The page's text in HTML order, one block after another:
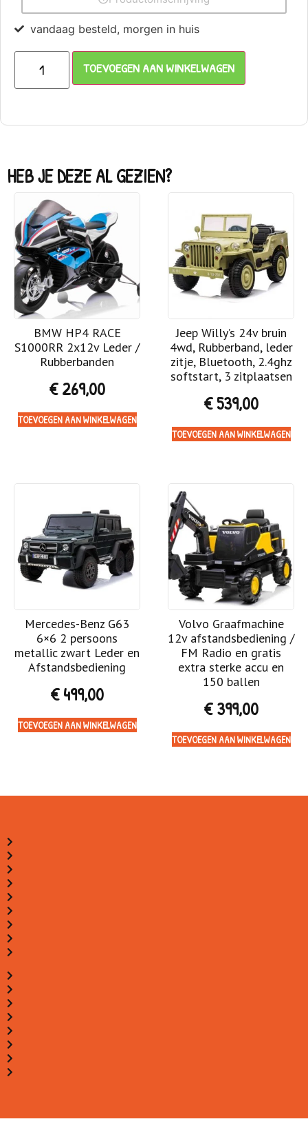
vandaag besteld, morgen in huis
TOEVOEGEN AAN WINKELWAGEN
HEB JE DEZE AL GEZIEN?
BMW HP4 RACE
S1000RR 2x12v Leder /
Rubberbanden
€269,00
TOEVOEGEN AAN WINKELWAGEN
Jeep Willy’s 24v bruin
4wd, Rubberband, leder
zitje, Bluetooth, 2.4ghz
softstart, 3 zitplaatsen
€539,00
TOEVOEGEN AAN WINKELWAGEN
Mercedes-Benz G63
6×6 2 persoons
metallic zwart Leder en
Afstandsbediening
€499,00
TOEVOEGEN AAN WINKELWAGEN
Volvo Graafmachine
12v afstandsbediening /
FM Radio en gratis
extra sterke accu en
150 ballen
€399,00
TOEVOEGEN AAN WINKELWAGEN